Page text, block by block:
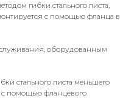
гибки стального листа,
с помощью фланца в
оборудованным
стального листа меньшего
с помощью фланцевого